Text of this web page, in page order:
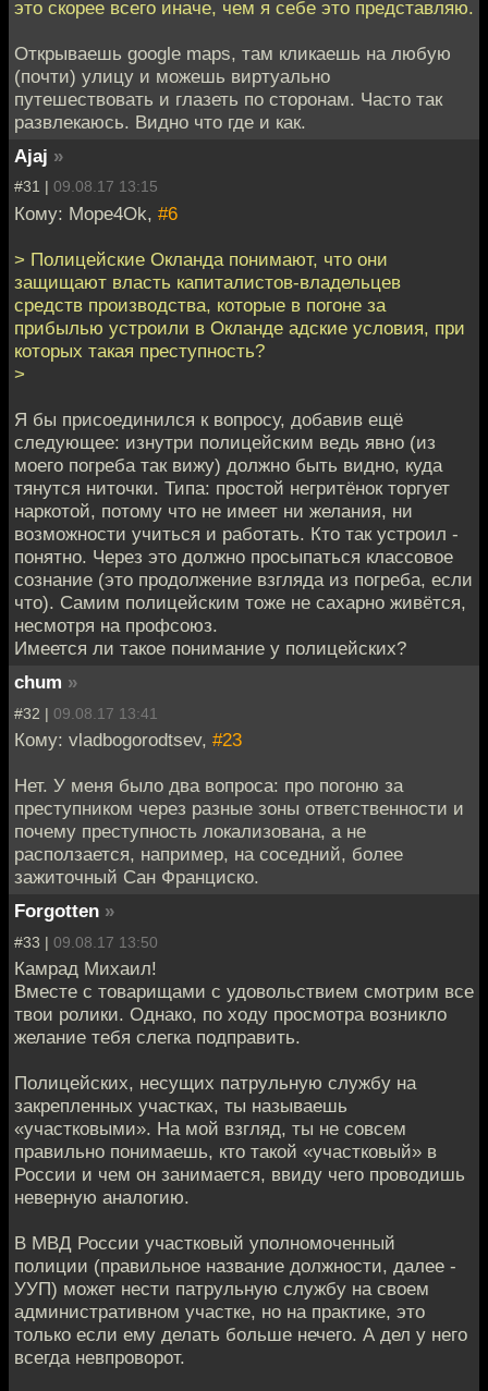
это скорее всего иначе, чем я себе это представляю.
Открываешь google maps, там кликаешь на любую
(почти) улицу и можешь виртуально
путешествовать и глазеть по сторонам. Часто так
развлекаюсь. Видно что где и как.
Ajaj »
#31 | 09.08.17 13:15
Кому: Mope4Ok, #6
> Полицейские Окланда понимают, что они
защищают власть капиталистов-владельцев
средств производства, которые в погоне за
прибылью устроили в Окланде адские условия, при
которых такая преступность?
>
Я бы присоединился к вопросу, добавив ещё
следующее: изнутри полицейским ведь явно (из
моего погреба так вижу) должно быть видно, куда
тянутся ниточки. Типа: простой негритёнок торгует
наркотой, потому что не имеет ни желания, ни
возможности учиться и работать. Кто так устроил -
понятно. Через это должно просыпаться классовое
сознание (это продолжение взгляда из погреба, если
что). Самим полицейским тоже не сахарно живётся,
несмотря на профсоюз.
Имеется ли такое понимание у полицейских?
chum »
#32 | 09.08.17 13:41
Кому: vladbogorodtsev, #23
Нет. У меня было два вопроса: про погоню за
преступником через разные зоны ответственности и
почему преступность локализована, а не
расползается, например, на соседний, более
зажиточный Сан Франциско.
Forgotten »
#33 | 09.08.17 13:50
Камрад Михаил!
Вместе с товарищами с удовольствием смотрим все
твои ролики. Однако, по ходу просмотра возникло
желание тебя слегка подправить.
Полицейских, несущих патрульную службу на
закрепленных участках, ты называешь
«участковыми». На мой взгляд, ты не совсем
правильно понимаешь, кто такой «участковый» в
России и чем он занимается, ввиду чего проводишь
неверную аналогию.
В МВД России участковый уполномоченный
полиции (правильное название должности, далее -
УУП) может нести патрульную службу на своем
административном участке, но на практике, это
только если ему делать больше нечего. А дел у него
всегда невпроворот.